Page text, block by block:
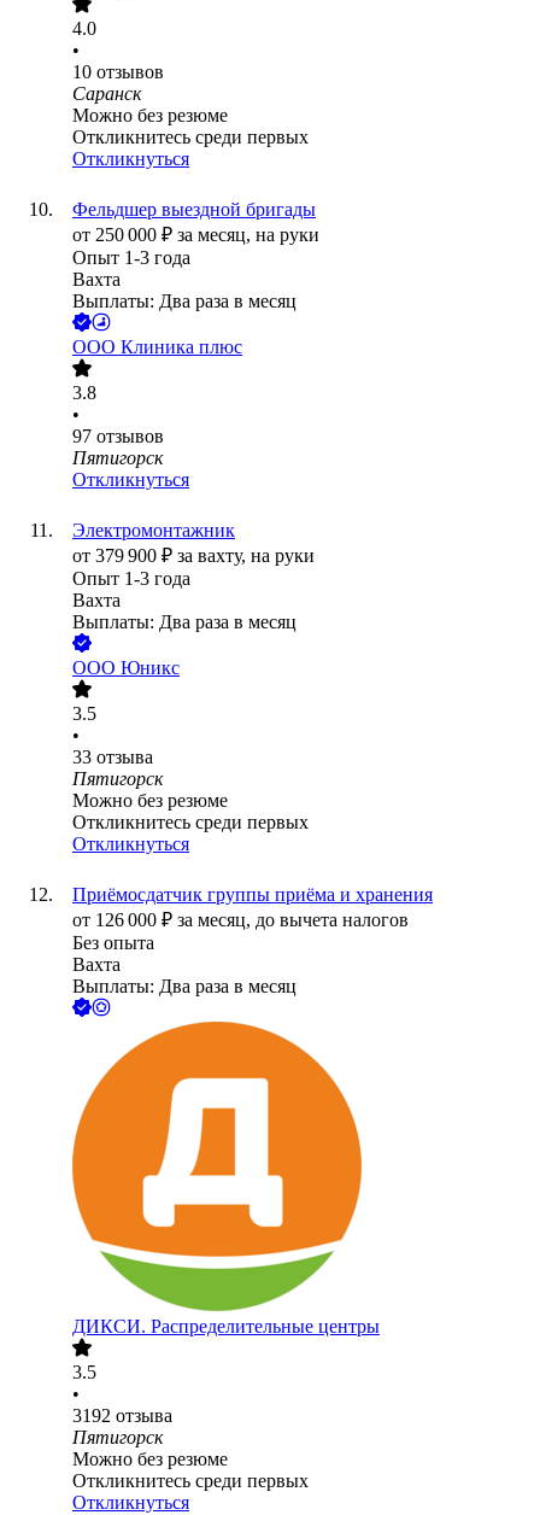
4.0
•
10 отзывов
Саранск
Можно без резюме
Откликнитесь среди первых
Откликнуться
Фельдшер выездной бригады
от 250 000 ₽ за месяц, на руки
Опыт 1-3 года
Вахта
Выплаты: Два раза в месяц
ООО Клиника плюс
3.8
•
97 отзывов
Пятигорск
Откликнуться
Электромонтажник
от 379 900 ₽ за вахту, на руки
Опыт 1-3 года
Вахта
Выплаты: Два раза в месяц
ООО Юникс
3.5
•
33 отзыва
Пятигорск
Можно без резюме
Откликнитесь среди первых
Откликнуться
Приёмосдатчик группы приёма и хранения
от 126 000 ₽ за месяц, до вычета налогов
Без опыта
Вахта
Выплаты: Два раза в месяц
ДИКСИ. Распределительные центры
3.5
•
3192 отзыва
Пятигорск
Можно без резюме
Откликнитесь среди первых
Откликнуться